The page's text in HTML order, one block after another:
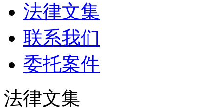
法律文集
联系我们
委托案件
法律文集